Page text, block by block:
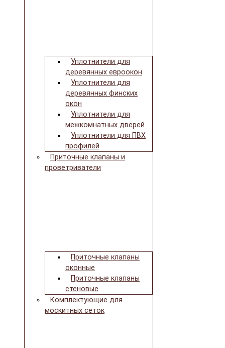
Уплотнители для
деревянных евроокон
Уплотнители для
деревянных финских
окон
Уплотнители для
межкомнатных дверей
Уплотнители для ПВХ
профилей
Приточные клапаны и
проветриватели
Приточные клапаны
оконные
Приточные клапаны
стеновые
Комплектующие для
москитных сеток